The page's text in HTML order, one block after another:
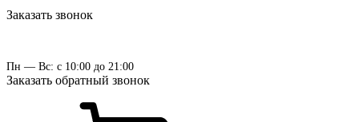
Заказать звонок
Пн — Вс: с 10:00 до 21:00
Заказать обратный звонок